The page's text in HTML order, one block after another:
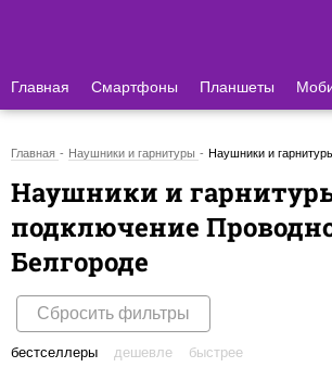
Главная Смартфоны Планшеты
Главная Наушники и гарнитуры Наушники и
Наушники и
подключение
Белгороде
Сбросить фильтры
бестселлеры дешевле быстрее